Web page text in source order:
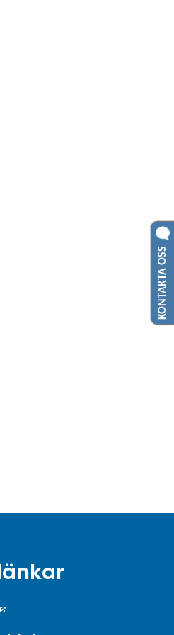
Länk till annan webbplats.
KONTAKTA OSS